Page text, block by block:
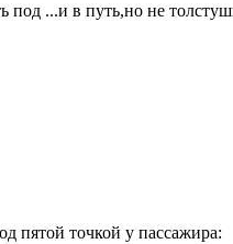
под ...и в путь,но не
пятой точкой у пассажира: